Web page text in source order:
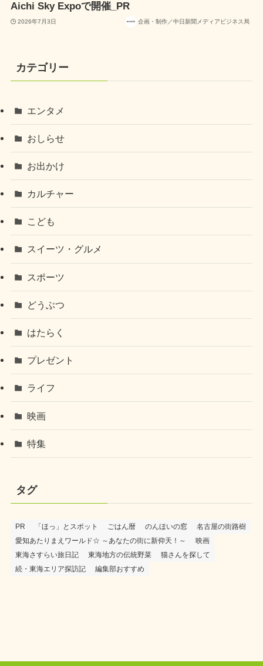
Aichi Sky Expoで開催_PR
2026年7月3日 企画・制作／中日新聞メディアビジネス局
カテゴリー
エンタメ
おしらせ
お出かけ
カルチャー
こども
スイーツ・グルメ
スポーツ
どうぶつ
はたらく
プレゼント
ライフ
映画
特集
タグ
PR 「ほっ」とスポット ごはん暦 のんほいの窓
名古屋の街路樹
愛知あたりまえワールド☆ ～あなたの街に新仰天！～
映画
東海さすらい旅日記
東海地方の伝統野菜
猫さんを探して
続・東海エリア探訪記
編集部おすすめ